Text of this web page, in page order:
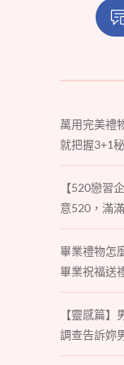
萬用完美禮
就把握3+1
【520戀習
意520，滿
畢業禮物怎
畢業祝福送
【靈感篇
調查告訴妳